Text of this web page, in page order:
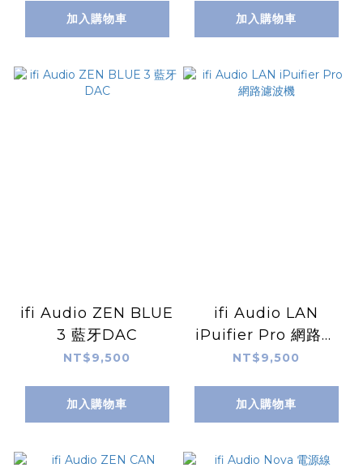
加入購物車 加入購物車
ifi Audio ZEN BLUE
3 藍牙DAC
NT$9,500
加入購物車
ifi Audio LAN
iPuifier Pro 網路濾
波機
NT$9,500
加入購物車